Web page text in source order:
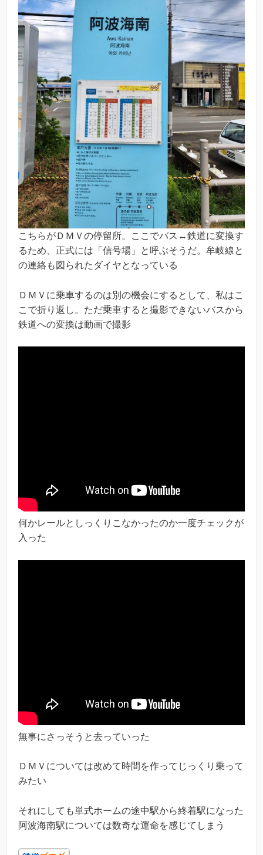
こちらがＤＭＶの停留所。ここでバス↔鉄道に変換す
るため、正式には「信号場」と呼ぶそうだ。牟岐線と
の連絡も図られたダイヤとなっている
ＤＭＶに乗車するのは別の機会にするとして、私はこ
こで折り返し。ただ乗車すると撮影できないバスから
鉄道への変換は動画で撮影
何かレールとしっくりこなかったのか一度チェックが
入った
無事にさっそうと去っていった
ＤＭＶについては改めて時間を作ってじっくり乗って
みたい
それにしても単式ホームの途中駅から終着駅になった
阿波海南駅については数奇な運命を感じてしまう